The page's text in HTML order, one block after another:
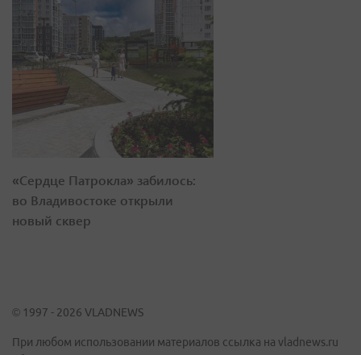
«Сердце Патрокла» забилось:
во Владивостоке открыли
новый сквер
© 1997 - 2026 VLADNEWS
При любом использовании материалов ссылка на vladnews.ru